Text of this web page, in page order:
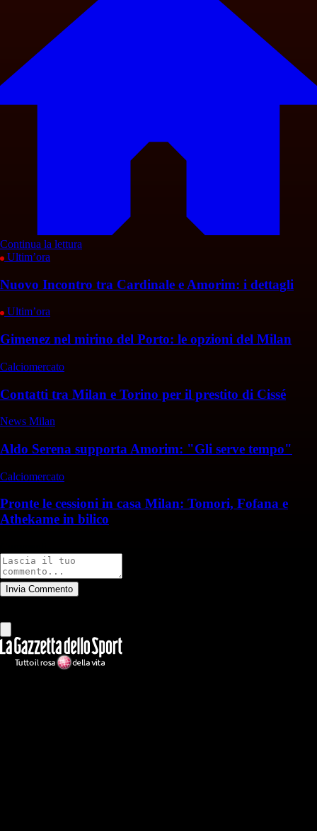
Continua la lettura
Ultim’ora
Nuovo Incontro tra Cardinale e Amorim: i dettagli
Ultim’ora
Gimenez nel mirino del Porto: le opzioni del Milan
Calciomercato
Contatti tra Milan e Torino per il prestito di Cissé
News Milan
Aldo Serena supporta Amorim: "Gli serve tempo"
Calciomercato
Pronte le cessioni in casa Milan: Tomori, Fofana e
Athekame in bilico
Invia Commento